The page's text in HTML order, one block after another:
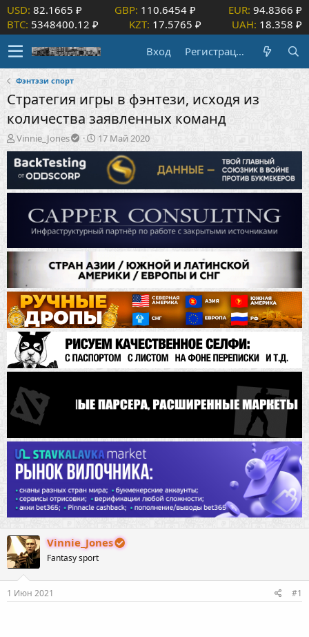
USD: 82.1665 ₽ GBP: 110.6454 ₽ EUR: 94.8366 ₽
BTC: 5348400.12 ₽ KZT: 17.5765 ₽ UAH: 18.358 ₽
Вход
Регистрация
Фэнтэзи спорт
Стратегия игры в фэнтези, исходя из
количества заявленных команд
А
в
т
о
р
Vinnie_Jones
Д
а
н
ч
а
л
а
17 Май 2020
Vinnie_Jones
Fantasy sport
1 Июн 2021 #1